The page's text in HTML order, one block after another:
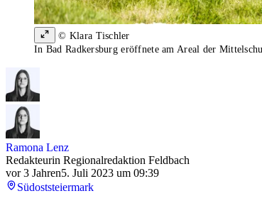
© Klara Tischler
In Bad Radkersburg eröffnete am Areal der
Ramona Lenz
Redakteurin Regionalredaktion Feldbach
vor 3 Jahren5. Juli 2023 um 09:39
Südoststeiermark